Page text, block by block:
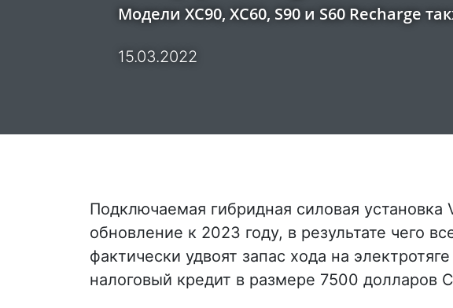
Модели XC90, XC60, S90 и S60 Recharge
15.03.2022
Подключаемая гибридная силовая установка
обновление к 2023 году, в результате чего
фактически удвоят запас хода на
налоговый кредит в размере 7500 долларов